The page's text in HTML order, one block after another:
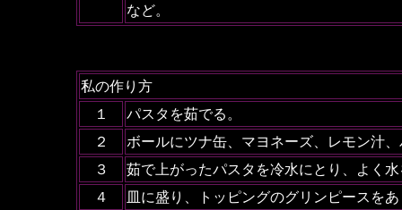
など。
私の作り方
１
パスタを茹でる。
２
ボールにツナ缶、マヨネーズ、レモン汁
３
茹で上がったパスタを冷水にとり、よく
４
皿に盛り、トッピングのグリンピースを